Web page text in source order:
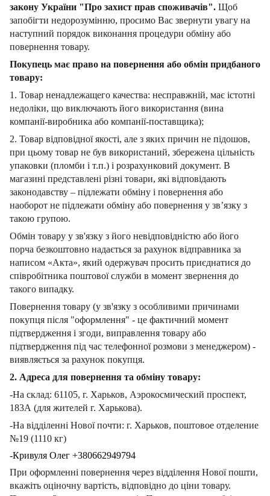
закону України "Про захист прав споживачів". Щоб
запобігти недорозумінню, просимо Вас звернути увагу на
наступний порядок виконання процедури обміну або
повернення товару.
Покупець має право на повернення або обмін придбаного
товару:
1. Товар ненадлежащего качества: несправжній, має істотні
недоліки, що виключають його використання (вина
компанії-виробника або компанії-поставщика);
2. Товар відповідної якості, але з яких причин не підошов,
при цьому товар не був використаний, збережена цільність
упаковки (пломби і т.п.) і розрахунковий документ. В
магазині представлені різні товари, які відповідають
законодавству – підлежати обміну і повернення або
наоборот не підлежати обміну або повернення у зв’язку з
такою групою.
Обмін товару у зв'язку з його невідповідністю або його
порча безкоштовно надається за рахунок відправника за
написом «Акта», який одержувач просить приєднатися до
співробітника поштової служби в момент звернення до
такого випадку.
Повернення товару (у зв'язку з особливими причинами
покупця після "оформлення" - це фактичний момент
підтвердження і згоди, виправлення товару або
підтвердження під час телефонної розмови з менеджером) -
виявляється за рахунок покупця.
2. Адреса для повернення та обміну товару:
-На склад: 61105, г. Харьков, Аэрокосмический проспект,
183А (для жителей г. Харькова).
-На відділенні Нової почти: г. Харьков, поштовое отделение
№19 (1110 кг)
-Кривуля Олег +380662949794
При оформленні повернення через відділення Нової пошти,
вкажіть оціночну вартість, відповідно до ціни товару.